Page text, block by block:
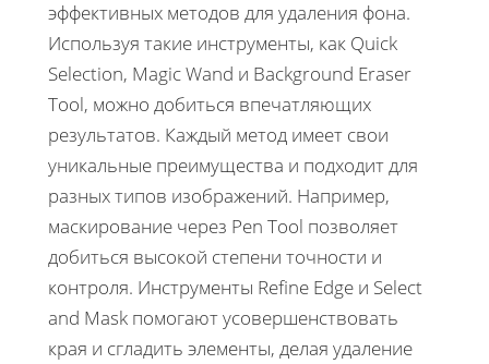
эффективных методов для удаления фона.
Используя такие инструменты, как Quick
Selection, Magic Wand и Background Eraser
Tool, можно добиться впечатляющих
результатов. Каждый метод имеет свои
уникальные преимущества и подходит для
разных типов изображений. Например,
маскирование через Pen Tool позволяет
добиться высокой степени точности и
контроля. Инструменты Refine Edge и Select
and Mask помогают усовершенствовать
края и сгладить элементы, делая удаление